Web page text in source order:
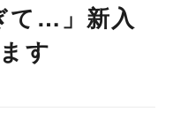
て…」新入
す